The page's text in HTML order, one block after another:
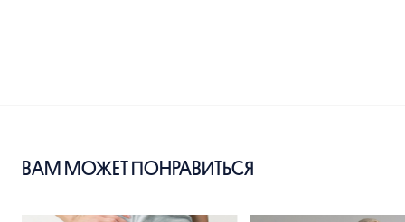
ВАМ МОЖЕТ ПОНРАВИТЬСЯ